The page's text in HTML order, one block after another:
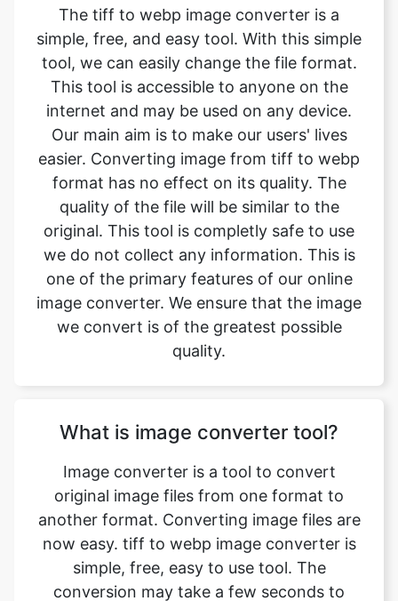
This tool is accessible to anyone on the
internet and may be used on any device.
Our main aim is to make our users' lives
easier. Converting image from tiff to webp
format has no effect on its quality. The
quality of the file will be similar to the
original. This tool is completly safe to use
we do not collect any information. This is
one of the primary features of our online
image converter. We ensure that the image
we convert is of the greatest possible
quality.
What is image converter tool?
another format. Converting image files are
now easy. tiff to webp image converter is
simple, free, easy to use tool. The
conversion may take a few seconds to
minutes depends on image file size and
CPU performance of your device. Our free
online image converting tool can be used